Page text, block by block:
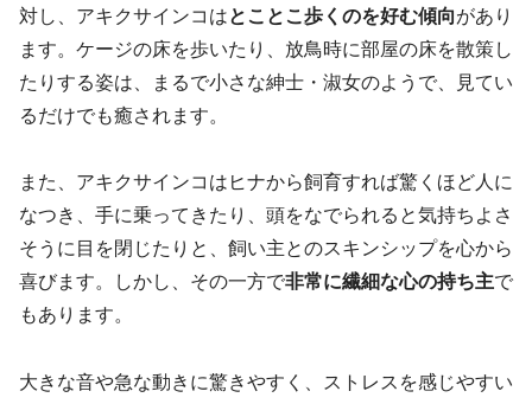
対し、アキクサインコはとことこ歩くのを好む傾向があり
ます。ケージの床を歩いたり、放鳥時に部屋の床を散策し
たりする姿は、まるで小さな紳士・淑女のようで、見てい
るだけでも癒されます。
また、アキクサインコはヒナから飼育すれば驚くほど人に
なつき、手に乗ってきたり、頭をなでられると気持ちよさ
そうに目を閉じたりと、飼い主とのスキンシップを心から
喜びます。しかし、その一方で非常に繊細な心の持ち主で
もあります。
大きな音や急な動きに驚きやすく、ストレスを感じやすい